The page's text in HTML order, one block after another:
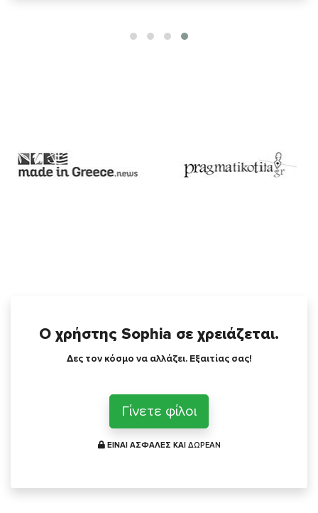
Ο χρήστης Sophia σε χρειάζεται.
Δες τον κόσμο να αλλάζει. Εξαιτίας σας!
Γίνετε φίλοι
ΕΙΝΑΙ ΑΣΦΑΛΕΣ ΚΑΙ ΔΩΡΕΑΝ